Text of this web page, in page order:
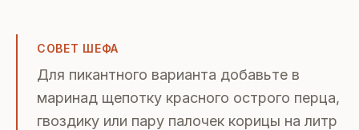
СОВЕТ ШЕФА
Для пикантного варианта добавьте в
маринад щепотку красного острого перца,
гвоздику или пару палочек корицы на литр